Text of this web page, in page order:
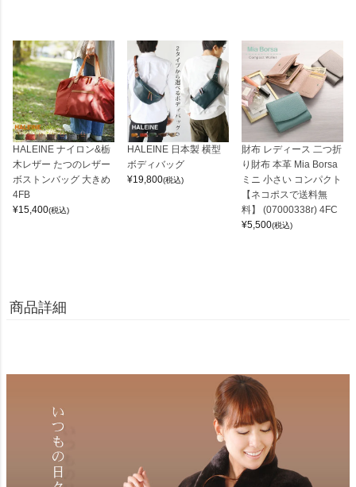
HALEINE ナイロン&栃
木レザー たつのレザー
ボストンバッグ 大きめ
4FB
¥15,400(税込)
HALEINE 日本製 横型
ボディバッグ
¥19,800(税込)
財布 レディース 二つ折
り財布 本革 Mia Borsa
ミニ 小さい コンパクト
【ネコポスで送料無
料】 (07000338r) 4FC
¥5,500(税込)
商品詳細